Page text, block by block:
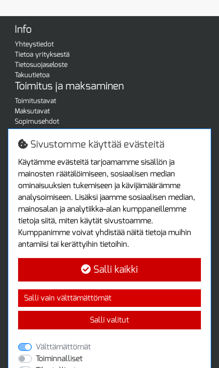
Info
Yhteystiedot
Tietoa yrityksestä
Tietosuojaseloste
Takuutietoa
Toimitus ja maksaminen
Toimitustavat
Maksutavat
Sopimusehdot
Turvallista ostamista
Jälleenmyyjille
Tax free / verovapaa myynti
Asiakastilini
Asiakastili
Luo tili
Kirjaudu sisään
Ota yhteyttä
Protools Oy
Tuottajankatu 13
Uutiskirje
Tilaa maksuton uutiskirjeemme
Sivustomme käyttää evästeitä
Käytämme evästeitä tarjoamamme sisällön ja
mainosten räätälöimiseen, sosiaalisen median
ominaisuuksien tukemiseen ja kävijämäärämme
analysoimiseen. Lisäksi jaamme sosiaalisen median,
mainosalan ja analytiikka-alan kumppaneillemme
tietoja siitä, miten käytät sivustoamme.
Kumppanimme voivat yhdistää näitä tietoja muihin
antamiisi tai kerättyihin tietoihin.
Salli kaikki
Salli vain välttämättömät
Salli valitut
Välttämättömät
Toiminnalliset